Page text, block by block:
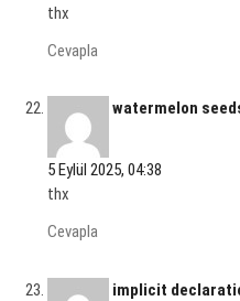
thx
Cevapla
watermelon
5 Eylül 2025, 04:38
thx
Cevapla
implicit